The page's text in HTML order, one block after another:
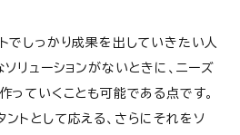
でしっかり成果を出していきたい人
ソリューションがないときに、ニーズ
っていくことも可能である点です。
トとして応える、さらにそれをソ